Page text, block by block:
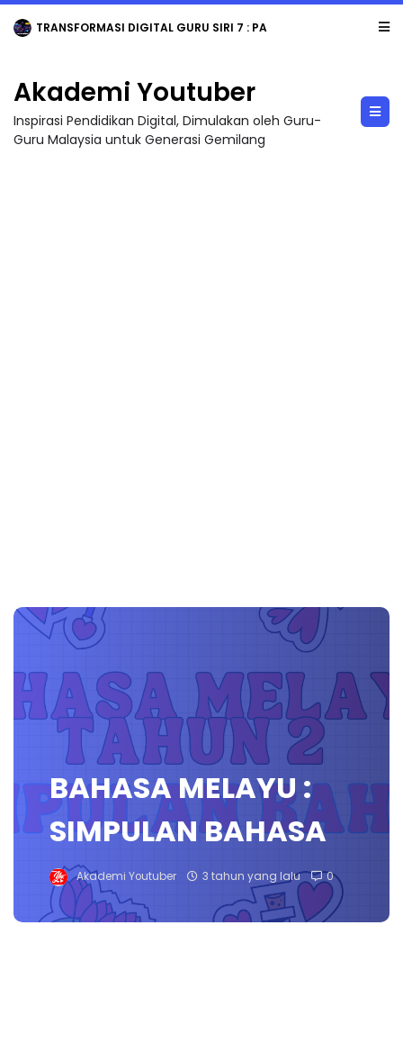
TRANSFORMASI DIGITAL GURU SIRI 7 : PAHLAWAN DIGITAL PENYELAMAT DUNIA
Akademi Youtuber
Inspirasi Pendidikan Digital, Dimulakan oleh Guru-
Guru Malaysia untuk Generasi Gemilang
BAHASA MELAYU :
SIMPULAN BAHASA
Akademi Youtuber 3 tahun yang lalu 0